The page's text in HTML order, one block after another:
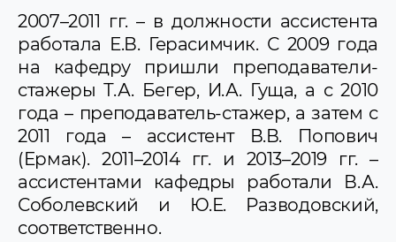
2007–2011 гг. – в должности ассистента
работала Е.В. Герасимчик. С 2009 года
на кафедру пришли преподаватели-
стажеры Т.А. Бегер, И.А. Гуща, а с 2010
года – преподаватель-стажер, а затем с
2011 года – ассистент В.В. Попович
(Ермак). 2011–2014 гг. и 2013–2019 гг. –
ассистентами кафедры работали В.А.
Соболевский и Ю.Е. Разводовский,
соответственно.